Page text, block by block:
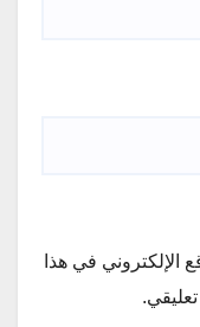
الإلكتروني في هذا